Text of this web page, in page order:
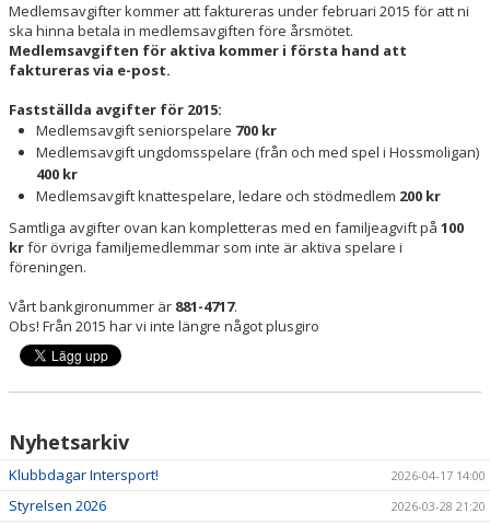
KONTAKTA OSS
NYHETER
DOKUMENT/RUTINER/POLICY
LF FASTIGHETSFÖRMEDLING CUP
Medlemsavgifter kommer att faktureras under februari 2015 för att ni
ska hinna betala in medlemsavgiften före årsmötet.
Medlemsavgiften för aktiva kommer i första hand att
faktureras via e-post.
Fastställda avgifter för 2015:
Medlemsavgift seniorspelare 700 kr
Medlemsavgift ungdomsspelare (från och med spel i Hossmoligan)
400 kr
Medlemsavgift knattespelare, ledare och stödmedlem 200 kr
Samtliga avgifter ovan kan kompletteras med en familjeagvift på 100
krför övriga familjemedlemmar som inte är aktiva spelare i
föreningen.
Vårt bankgironummer är 881-4717.
Obs! Från 2015 har vi inte längre något plusgiro
Nyhetsarkiv
Klubbdagar Intersport! 2026-04-17 14:00
Styrelsen 2026 2026-03-28 21:20